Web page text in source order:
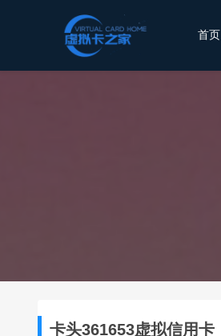
首页
卡头361653虚拟信用卡